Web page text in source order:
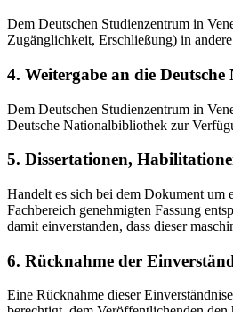
Dem Deutschen Studienzentrum in
Zugänglichkeit, Erschließung) in
4. Weitergabe an die
Dem Deutschen Studienzentrum in
Deutsche Nationalbibliothek zur
5. Dissertationen,
Handelt es sich bei dem Dokument
Fachbereich genehmigten Fassung
damit einverstanden, dass dieser
6. Rücknahme der
Eine Rücknahme dieser